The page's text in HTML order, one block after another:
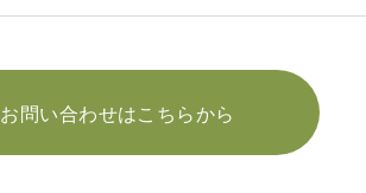
お問い合わせはこちらから